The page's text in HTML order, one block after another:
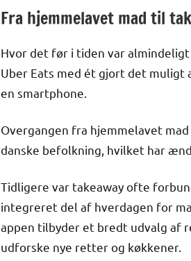
Fra hjemmelavet mad til
Hvor det før i tiden var
Uber Eats med ét gjort det
en smartphone.
Overgangen fra hjemmelavet
danske befolkning, hvilket har
Tidligere var takeaway ofte
integreret del af hverdagen for
appen tilbyder et bredt udvalg af
udforske nye retter og køkkener.